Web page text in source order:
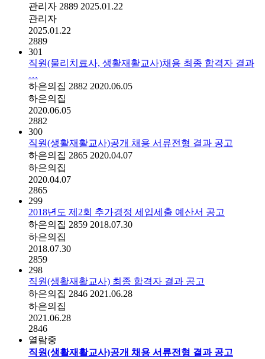
관리자 2889 2025.01.22
관리자
2025.01.22
2889
301
직원(물리치료사, 생활재활교사)채용 최종 합격자 결과
…
하은의집 2882 2020.06.05
하은의집
2020.06.05
2882
300
직원(생활재활교사)공개 채용 서류전형 결과 공고
하은의집 2865 2020.04.07
하은의집
2020.04.07
2865
299
2018년도 제2회 추가경정 세입세출 예산서 공고
하은의집 2859 2018.07.30
하은의집
2018.07.30
2859
298
직원(생활재활교사) 최종 합격자 결과 공고
하은의집 2846 2021.06.28
하은의집
2021.06.28
2846
열람중
직원(생활재활교사)공개 채용 서류전형 결과 공고